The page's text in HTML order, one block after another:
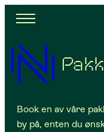
Book en av våre
by på, enten du